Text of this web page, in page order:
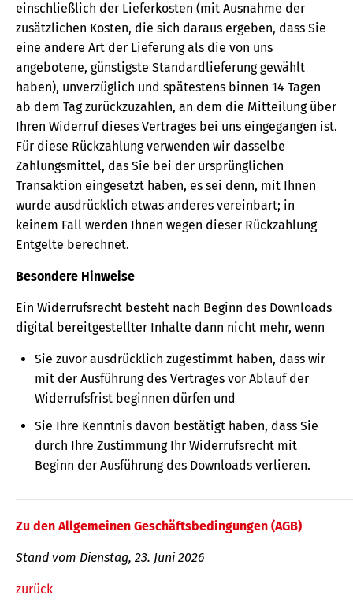
einschließlich der Lieferkosten (mit Ausnahme der
zusätzlichen Kosten, die sich daraus ergeben, dass Sie
eine andere Art der Lieferung als die von uns
angebotene, günstigste Standardlieferung gewählt
haben), unverzüglich und spätestens binnen 14 Tagen
ab dem Tag zurückzuzahlen, an dem die Mitteilung über
Ihren Widerruf dieses Vertrages bei uns eingegangen ist.
Für diese Rückzahlung verwenden wir dasselbe
Zahlungsmittel, das Sie bei der ursprünglichen
Transaktion eingesetzt haben, es sei denn, mit Ihnen
wurde ausdrücklich etwas anderes vereinbart; in
keinem Fall werden Ihnen wegen dieser Rückzahlung
Entgelte berechnet.
Besondere Hinweise
Ein Widerrufsrecht besteht nach Beginn des Downloads
digital bereitgestellter Inhalte dann nicht mehr, wenn
Sie zuvor ausdrücklich zugestimmt haben, dass wir
mit der Ausführung des Vertrages vor Ablauf der
Widerrufsfrist beginnen dürfen und
Sie Ihre Kenntnis davon bestätigt haben, dass Sie
durch Ihre Zustimmung Ihr Widerrufsrecht mit
Beginn der Ausführung des Downloads verlieren.
Zu den Allgemeinen Geschäftsbedingungen (AGB)
Stand vom Dienstag, 23. Juni 2026
zurück